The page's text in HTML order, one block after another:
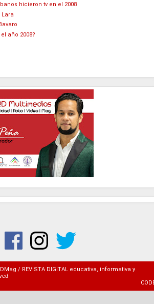
hicieron tv en el 2008
Lara
año 2008?
/ REVISTA DIGITAL educativa, informativa y